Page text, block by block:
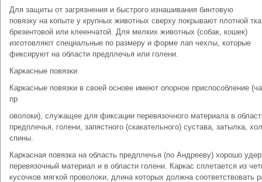
Для защиты от загрязнения и быстрого изнашивания бинтовую
повязку на копыте у крупных животных сверху покрывают плотной
брезентовой или клеенчатой. Для мелких животных (собак, кошек)
изготовляют специальные по размеру и форме лап чехлы, которые
фиксируют на области предплечья или голени.
Каркасные повязки
Каркасные повязки в своей основе имеют опорное приспособление
пр
оволоки), служащее для фиксации перевязочного материала в
предплечья, голени, запястного (скакательного) сустава, затылка,
спины.
Каркасная повязка на область предплечья (по Андрееву) хорошо
перевязочный материал и в области голени. Каркас сплетается из
кусочков мягкой проволоки, длина которых должна соответствовать